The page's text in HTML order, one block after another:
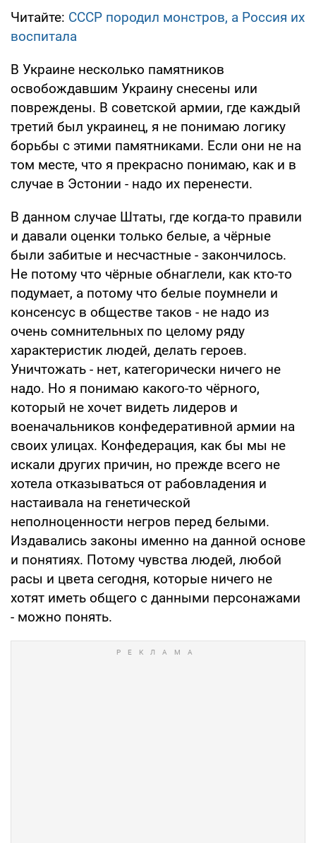
Читайте: СССР породил монстров, а Россия их
воспитала
В Украине несколько памятников
освобождавшим Украину снесены или
повреждены. В советской армии, где каждый
третий был украинец, я не понимаю логику
борьбы с этими памятниками. Если они не на
том месте, что я прекрасно понимаю, как и в
случае в Эстонии - надо их перенести.
В данном случае Штаты, где когда-то правили
и давали оценки только белые, а чёрные
были забитые и несчастные - закончилось.
Не потому что чёрные обнаглели, как кто-то
подумает, а потому что белые поумнели и
консенсус в обществе таков - не надо из
очень сомнительных по целому ряду
характеристик людей, делать героев.
Уничтожать - нет, категорически ничего не
надо. Но я понимаю какого-то чёрного,
который не хочет видеть лидеров и
военачальников конфедеративной армии на
своих улицах. Конфедерация, как бы мы не
искали других причин, но прежде всего не
хотела отказываться от рабовладения и
настаивала на генетической
неполноценности негров перед белыми.
Издавались законы именно на данной основе
и понятиях. Потому чувства людей, любой
расы и цвета сегодня, которые ничего не
хотят иметь общего с данными персонажами
- можно понять.